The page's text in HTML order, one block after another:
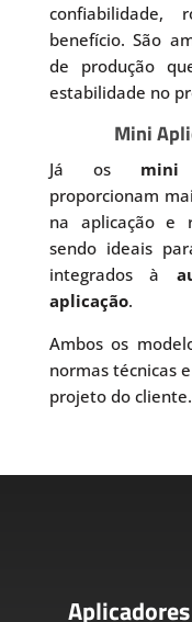
confiabilidade,
benefício. São
de produção
estabilidade no
Mini
Já os mini
proporcionam
na aplicação e
sendo ideais
integrados à
aplicação.
Ambos os
normas técnicas
projeto do cliente.